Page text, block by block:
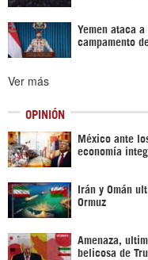
Yemen ataca
campamento
Ver más
OPINIÓN
México ante
economía
Irán y Omán
Ormuz
Amenaza,
belicosa de